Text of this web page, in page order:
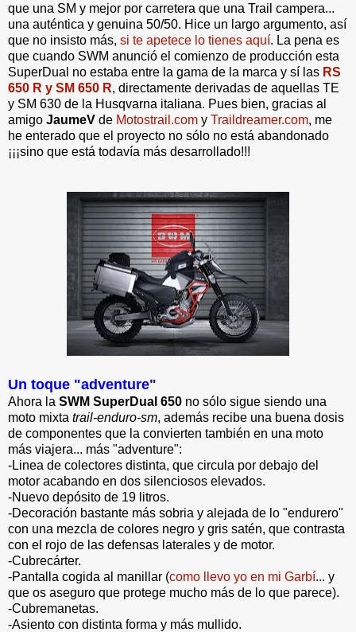
que una SM y mejor por carretera que una Trail campera...
una auténtica y genuina 50/50. Hice un largo argumento, así
que no insisto más, si te apetece lo tienes aquí. La pena es
que cuando SWM anunció el comienzo de producción esta
SuperDual no estaba entre la gama de la marca y sí las RS
650 R y SM 650 R, directamente derivadas de aquellas TE
y SM 630 de la Husqvarna italiana. Pues bien, gracias al
amigo JaumeV de Motostrail.com y Traildreamer.com, me
he enterado que el proyecto no sólo no está abandonado
¡¡¡sino que está todavía más desarrollado!!!
Un toque "adventure"
Ahora la SWM SuperDual 650 no sólo sigue siendo una
moto mixta trail-enduro-sm, además recibe una buena dosis
de componentes que la convierten también en una moto
más viajera... más "adventure":
-Linea de colectores distinta, que circula por debajo del
motor acabando en dos silenciosos elevados.
-Nuevo depósito de 19 litros.
-Decoración bastante más sobria y alejada de lo "endurero"
con una mezcla de colores negro y gris satén, que contrasta
con el rojo de las defensas laterales y de motor.
-Cubrecárter.
-Pantalla cogida al manillar (como llevo yo en mi Garbí... y
que os aseguro que protege mucho más de lo que parece).
-Cubremanetas.
-Asiento con distinta forma y más mullido.